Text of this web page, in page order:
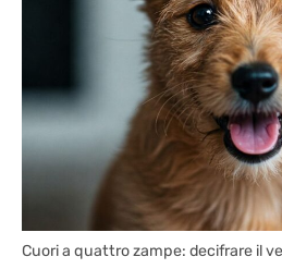
Cuori a quattro zampe: decifrare il